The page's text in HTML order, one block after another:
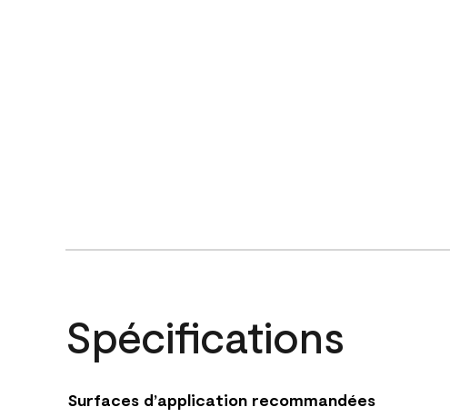
Spécifications
Surfaces d’application recommandées